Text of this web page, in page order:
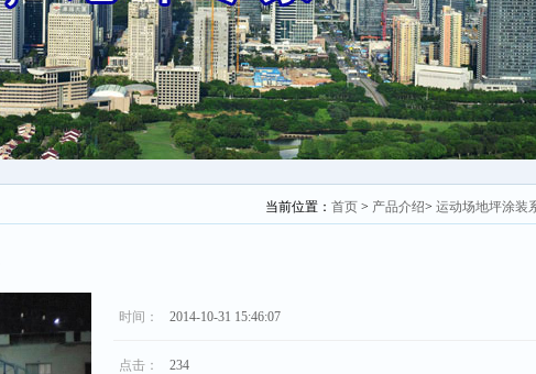
当前位置： 首页 > 产品介绍> 运动场地坪涂装
时间： 2014-10-31 15:46:07
点击： 234